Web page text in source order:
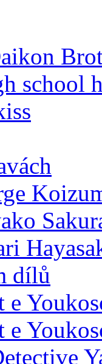
school
dílů
e
e